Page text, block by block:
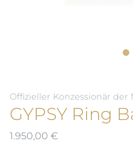
Offizieller Konzessionär der
GYPSY Ring
1.950,00 €